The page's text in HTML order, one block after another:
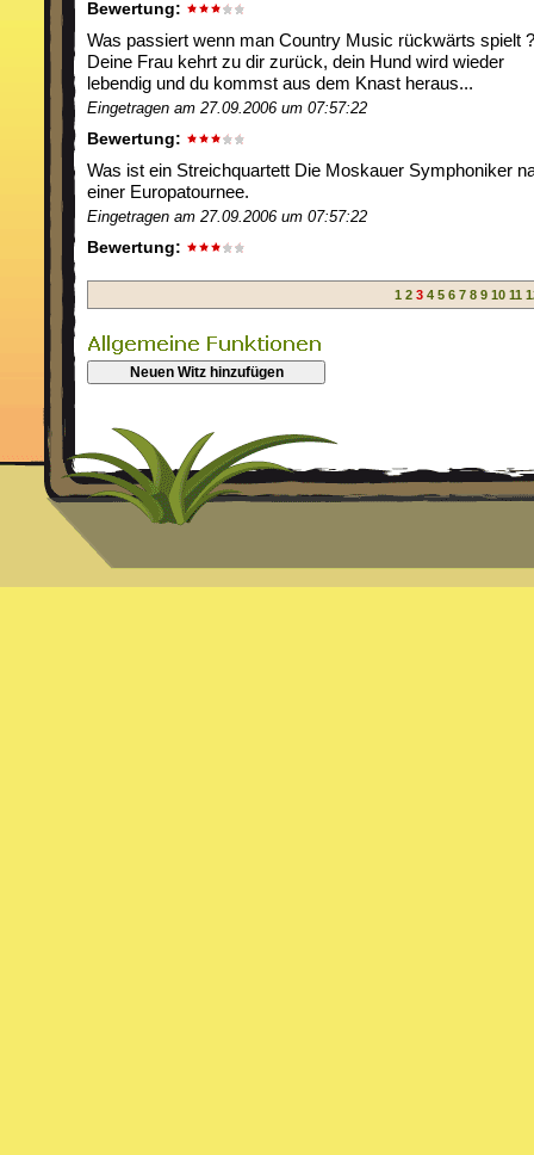
Bewertung:
Was passiert wenn man Country Music rückwärts spielt ?
Deine Frau kehrt zu dir zurück, dein Hund wird wieder
lebendig und du kommst aus dem Knast heraus...
Eingetragen am 27.09.2006 um 07:57:22
Bewertung:
Was ist ein Streichquartett Die Moskauer Symphoniker
einer Europatournee.
Eingetragen am 27.09.2006 um 07:57:22
Bewertung:
1 2 3 4 5 6 7 8 9 10 11
Neuen Witz hinzufügen